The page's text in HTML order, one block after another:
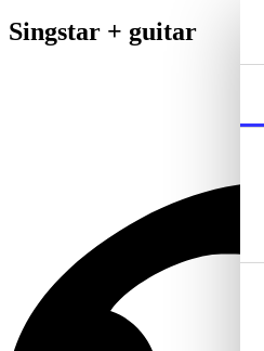
Singstar + guitar